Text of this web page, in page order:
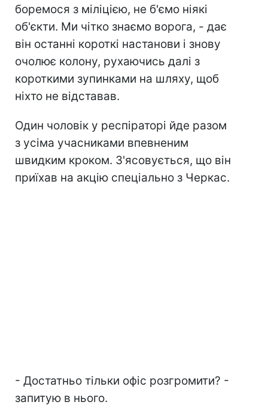
боремося з міліцією, не б'ємо ніякі
об'єкти. Ми чітко знаємо ворога, - дає
він останні короткі настанови і знову
очолює колону, рухаючись далі з
короткими зупинками на шляху, щоб
ніхто не відставав.
Один чоловік у респіраторі йде разом
з усіма учасниками впевненим
швидким кроком. З'ясовується, що він
приїхав на акцію спеціально з Черкас.
- Достатньо тільки офіс розгромити? -
запитую в нього.